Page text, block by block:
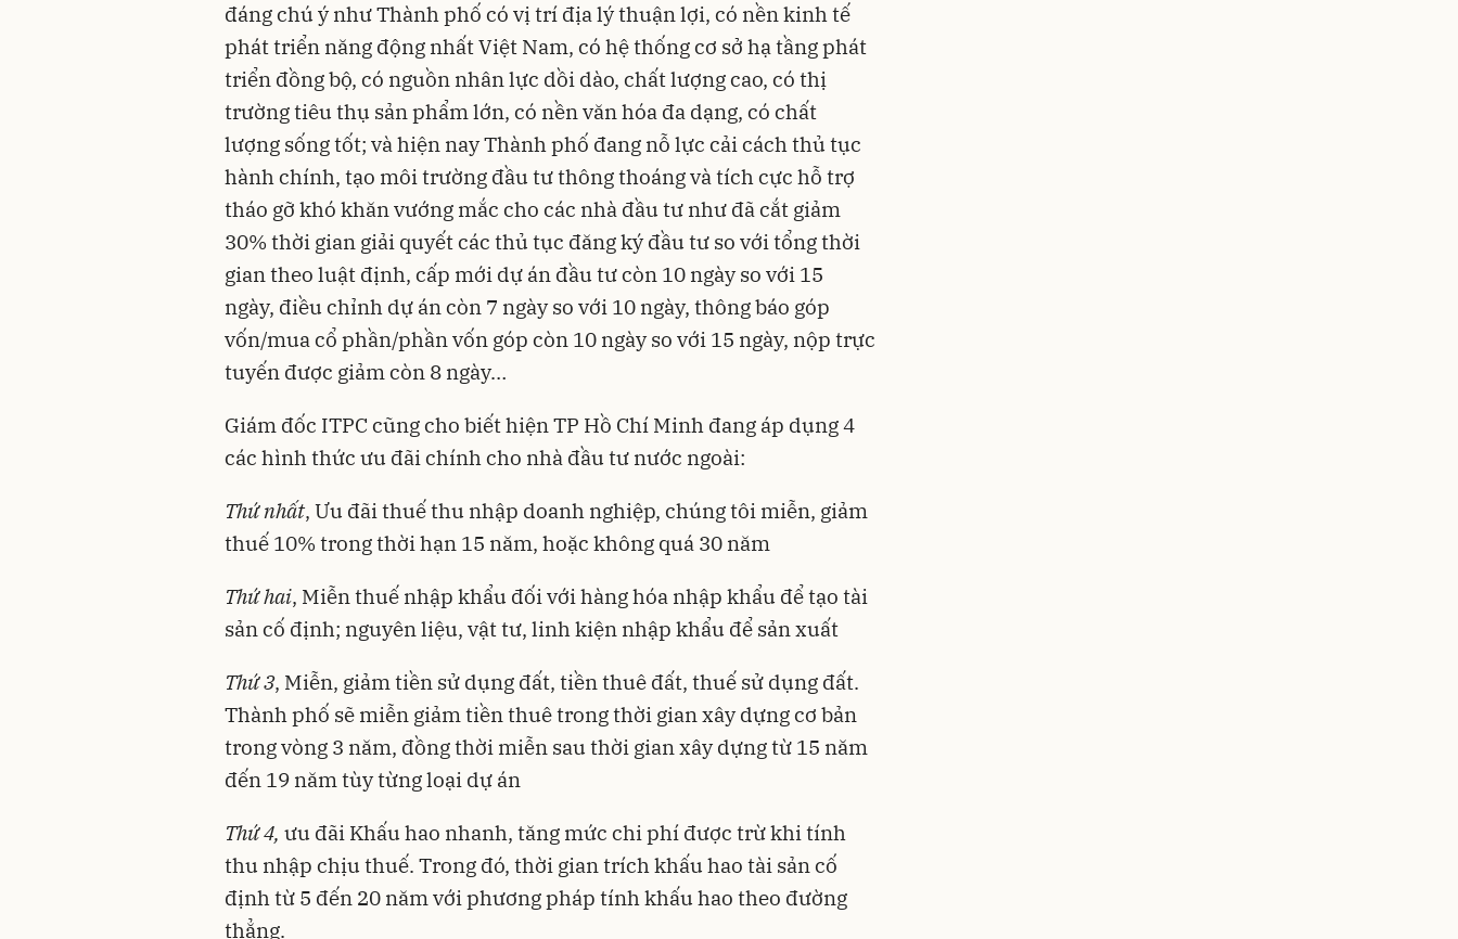
đáng chú ý như Thành phố có vị trí địa lý thuận lợi, có nền kinh tế
phát triển năng động nhất Việt Nam, có hệ thống cơ sở hạ tầng phát
triển đồng bộ, có nguồn nhân lực dồi dào, chất lượng cao, có thị
trường tiêu thụ sản phẩm lớn, có nền văn hóa đa dạng, có chất
lượng sống tốt; và hiện nay Thành phố đang nỗ lực cải cách thủ tục
hành chính, tạo môi trường đầu tư thông thoáng và tích cực hỗ trợ
tháo gỡ khó khăn vướng mắc cho các nhà đầu tư như đã cắt giảm
30% thời gian giải quyết các thủ tục đăng ký đầu tư so với tổng thời
gian theo luật định, cấp mới dự án đầu tư còn 10 ngày so với 15
ngày, điều chỉnh dự án còn 7 ngày so với 10 ngày, thông báo góp
vốn/mua cổ phần/phần vốn góp còn 10 ngày so với 15 ngày, nộp trực
tuyến được giảm còn 8 ngày…
Giám đốc ITPC cũng cho biết hiện TP Hồ Chí Minh đang áp dụng 4
các hình thức ưu đãi chính cho nhà đầu tư nước ngoài:
Thứ nhất, Ưu đãi thuế thu nhập doanh nghiệp, chúng tôi miễn, giảm
thuế 10% trong thời hạn 15 năm, hoặc không quá 30 năm
Thứ hai, Miễn thuế nhập khẩu đối với hàng hóa nhập khẩu để tạo tài
sản cố định; nguyên liệu, vật tư, linh kiện nhập khẩu để sản xuất
Thứ 3, Miễn, giảm tiền sử dụng đất, tiền thuê đất, thuế sử dụng đất.
Thành phố sẽ miễn giảm tiền thuê trong thời gian xây dựng cơ bản
trong vòng 3 năm, đồng thời miễn sau thời gian xây dựng từ 15 năm
đến 19 năm tùy từng loại dự án
Thứ 4, ưu đãi Khấu hao nhanh, tăng mức chi phí được trừ khi tính
thu nhập chịu thuế. Trong đó, thời gian trích khấu hao tài sản cố
định từ 5 đến 20 năm với phương pháp tính khấu hao theo đường
thẳng.